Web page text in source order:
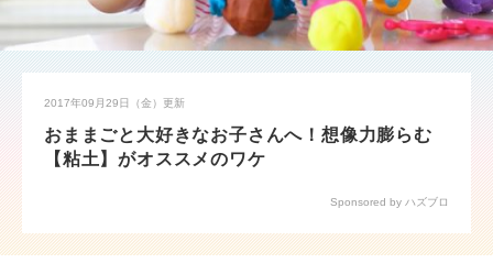
2017年09月29日（金） 更新
おままごと大好きなお子さんへ！想像力膨らむ
【粘土】がオススメのワケ
Sponsored by ハズブロ